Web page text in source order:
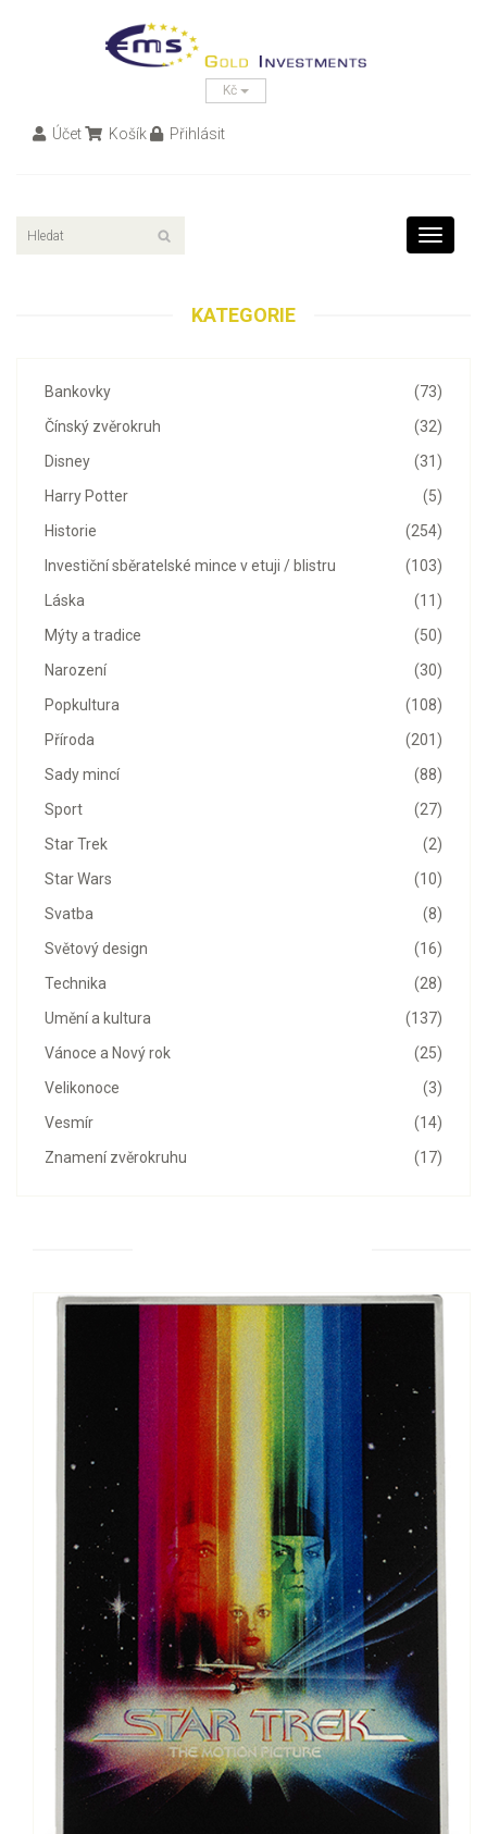
Kč
Účet Košík Přihlásit
Toggle
KATEGORIE
(73)
Bankovky
(32)
Čínský zvěrokruh
(31)
Disney
(5)
Harry Potter
(254)
Historie
(103)
Investiční sběratelské mince v etuji / blistru
(11)
Láska
(50)
Mýty a tradice
(30)
Narození
(108)
Popkultura
(201)
Příroda
(88)
Sady mincí
(27)
Sport
(2)
Star Trek
(10)
Star Wars
(8)
Svatba
(16)
Světový design
(28)
Technika
(137)
Umění a kultura
(25)
Vánoce a Nový rok
(3)
Velikonoce
(14)
Vesmír
(17)
Znamení zvěrokruhu